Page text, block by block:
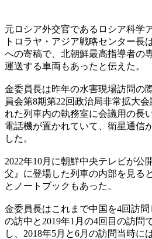
元ロシア外交官であるロシア科学
トロラヤ・アジア戦略センター長
への寄稿で、北朝鮮最高指導者の
運送する車両もあったと伝えた。
金委員長は昨年の水害現場訪問の
員会第8期第22回政治局非常拡大
れた列車内の執務室に会議用の長
電話機が置かれていて、衛星通信
した。
2022年10月に朝鮮中央テレビが公
父』に登場した列車の内部を見る
とノートブックもあった。
金委員長はこれまで中国を4回訪
の訪中と2019年1月の4回目の訪問
し、2018年5月と6月の訪問当時に